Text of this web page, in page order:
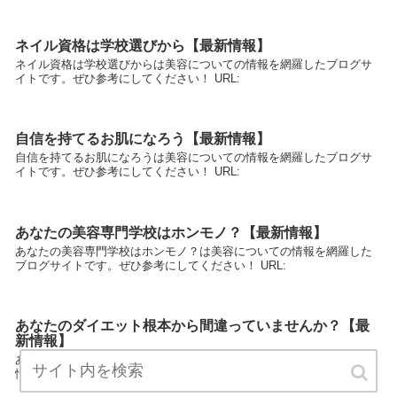
ネイル資格は学校選びから【最新情報】
ネイル資格は学校選びからは美容についての情報を網羅したブログサ
イトです。ぜひ参考にしてください！ URL:
自信を持てるお肌になろう【最新情報】
自信を持てるお肌になろうは美容についての情報を網羅したブログサ
イトです。ぜひ参考にしてください！ URL:
あなたの美容専門学校はホンモノ？【最新情報】
あなたの美容専門学校はホンモノ？は美容についての情報を網羅した
ブログサイトです。ぜひ参考にしてください！ URL:
あなたのダイエット根本から間違っていませんか？【最
新情報】
あなたのダイエット根本から間違っていませんか？は美容についての
情報を網羅したブログサイトです。ぜひ参考にしてください！ URL: